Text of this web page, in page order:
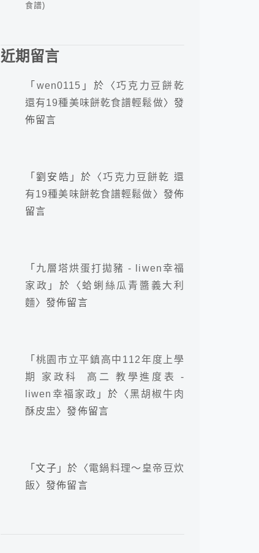
食譜)
近期留言
「 wen0115 」於〈巧克力豆餅乾
還有19種美味餅乾食譜輕鬆做〉發
佈留言
「劉安皓 」於〈巧克力豆餅乾 還
有19種美味餅乾食譜輕鬆做〉發佈
留言
「 九層塔烘蛋打拋豬 - liwen幸福
家政 」於〈 蛤蜊絲瓜青醬義大利
麵〉發佈留言
「 桃園市立平鎮高中112年度上學
期 家政科 高二 教學進度表 -
liwen幸福家政 」於〈 黑胡椒牛肉
酥皮盅 〉發佈留言
「文子 」於〈電鍋料理～皇帝豆炊
飯〉發佈留言